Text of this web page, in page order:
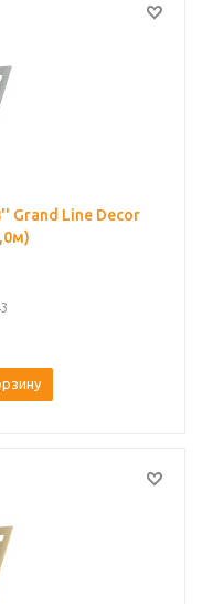
Grand Line Decor